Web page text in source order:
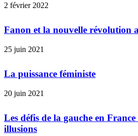
2 février 2022
Fanon et la nouvelle révolution
25 juin 2021
La puissance féministe
20 juin 2021
Les défis de la gauche en
illusions